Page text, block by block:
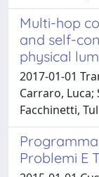
Multi-hop
and self-
physical
2017-01-01
Carraro,
Facchinetti,
Problemi E